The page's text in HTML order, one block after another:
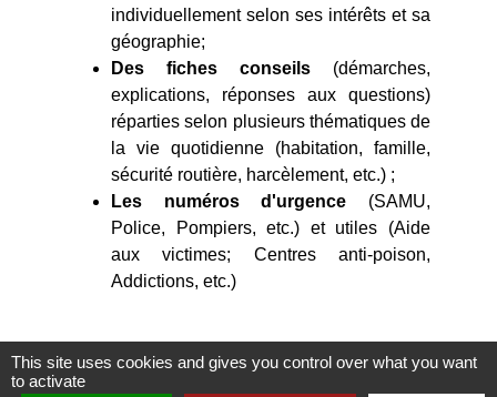
individuellement selon ses intérêts et sa
géographie;
Des fiches conseils (démarches,
explications, réponses aux questions)
réparties selon plusieurs thématiques de
la vie quotidienne (habitation, famille,
sécurité routière, harcèlement, etc.) ;
Les numéros d'urgence (SAMU,
Police, Pompiers, etc.) et utiles (Aide
aux victimes; Centres anti-poison,
Addictions, etc.)
N'hésitez pas à télécharger 'Ma
Sécurité' dès maintenant afin de vous
This site uses cookies and gives you control over what you want
to activate